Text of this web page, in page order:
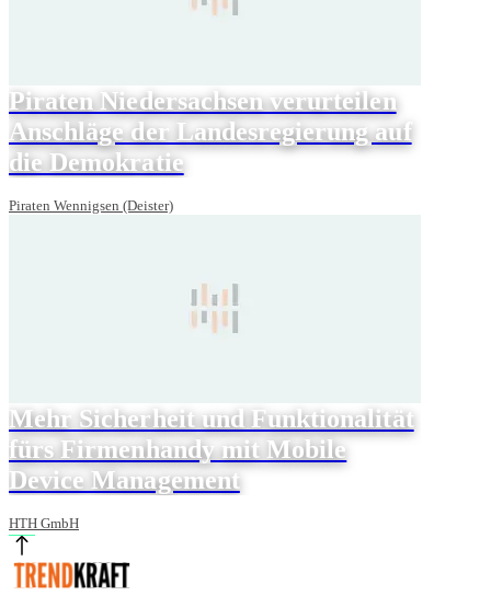
Piraten Niedersachsen verurteilen
Anschläge der Landesregierung auf
die Demokratie
Piraten Wennigsen (Deister)
Mehr Sicherheit und Funktionalität
fürs Firmenhandy mit Mobile
Device Management
HTH GmbH